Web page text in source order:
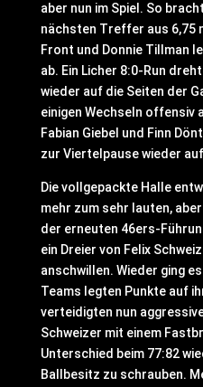
aber nun im Spiel. So
nächsten Treffer aus 6,75
Front und Donnie Tillman
ab. Ein Licher 8:0-Run
wieder auf die Seiten der
einigen Wechseln offensiv
Fabian Giebel und Finn
zur Viertelpause wieder
Die vollgepackte Halle
mehr zum sehr lauten,
der erneuten 46ers-
ein Dreier von Felix
anschwillen. Wieder ging
Teams legten Punkte auf
verteidigten nun
Schweizer mit einem
Unterschied beim 77:82
Ballbesitz zu schrauben.